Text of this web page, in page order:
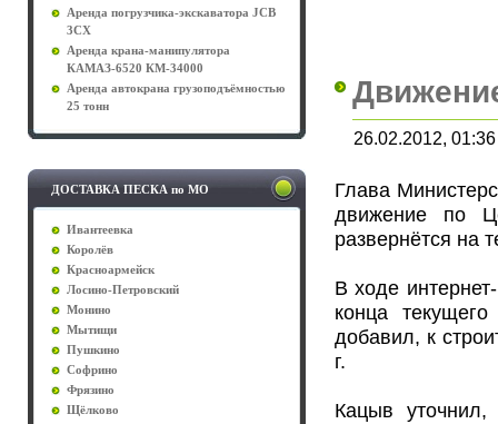
Аренда погрузчика-экскаватора JCB
3CX
Аренда крана-манипулятора
КАМАЗ-6520 КМ-34000
Аренда автокрана грузоподъёмностью
25 тонн
ДОСТАВКА ПЕСКА по МО
Ивантеевка
Королёв
Красноармейск
Лосино-Петровский
Монино
Мытищи
Пушкино
Софрино
Фрязино
Щёлково
26.02.2012,
Глава
движение по
развернётся на
В ходе
конца
добавил, к
г.
Кацыв уточнил,